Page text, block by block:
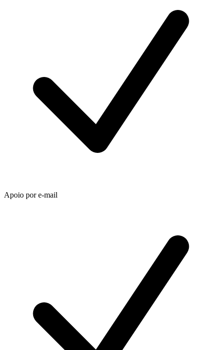
Apoio por e-mail